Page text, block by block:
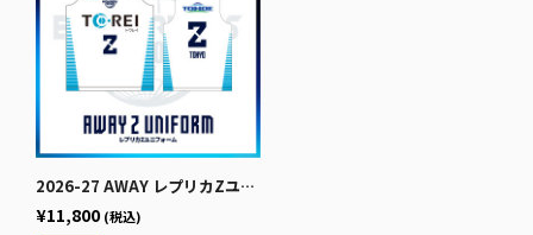
2026-27 AWAY レプリカZユニフォーム
¥11,800 (税込)